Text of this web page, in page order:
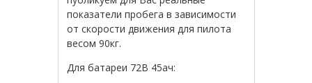
показатели пробега в зависимости
от скорости движения для пилота
весом 90кг.
Для батареи 72В 45ач: